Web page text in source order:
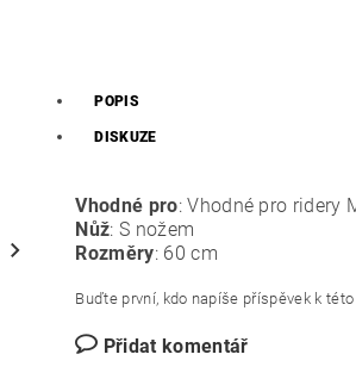
POPIS
DISKUZE
Vhodné pro: Vhodné pro ridery
Nůž: S nožem
Rozměry: 60 cm
Buďte první, kdo napíše příspěvek k
Přidat komentář